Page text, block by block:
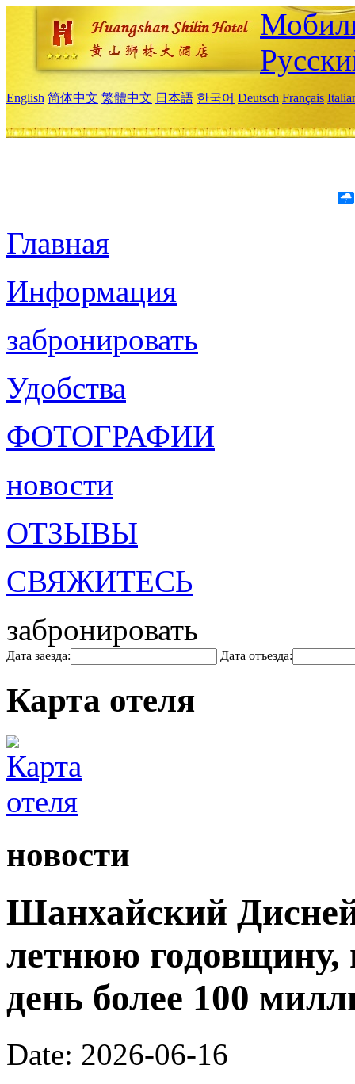
English 简体中文 繁體中文 日本語 한국어 Deutsch Français
Главная
Информация
забронировать
Удобства
ФОТОГРАФИИ
новости
ОТЗЫВЫ
СВЯЖИТЕСЬ
забронировать
Дата заезда: Дата отъезда:
Карта отеля
новости
Шанхайский
летнюю годовщину,
день более 100
Date: 2026-06-16